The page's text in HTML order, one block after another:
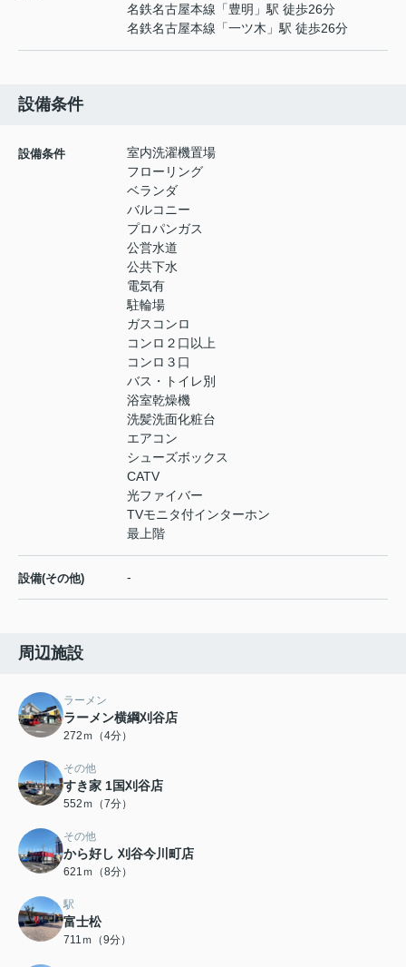
名鉄名古屋本線 「豊明 」駅 徒歩26分
名鉄名古屋本線 「一ツ木 」駅 徒歩26分
設備条件
設備条件
室内洗濯機置場
フローリング
ベランダ
バルコニー
プロパンガス
公営水道
公共下水
電気有
駐輪場
ガスコンロ
コンロ２口以上
コンロ３口
バス・トイレ別
浴室乾燥機
洗髪洗面化粧台
エアコン
シューズボックス
CATV
光ファイバー
TVモニタ付インターホン
最上階
設備(その他) -
周辺施設
ラーメン
ラーメン横綱刈谷店
272ｍ（4分）
その他
すき家 1国刈谷店
552ｍ（7分）
その他
から好し 刈谷今川町店
621ｍ（8分）
駅
富士松
711ｍ（9分）